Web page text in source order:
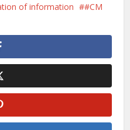
of information
#CM